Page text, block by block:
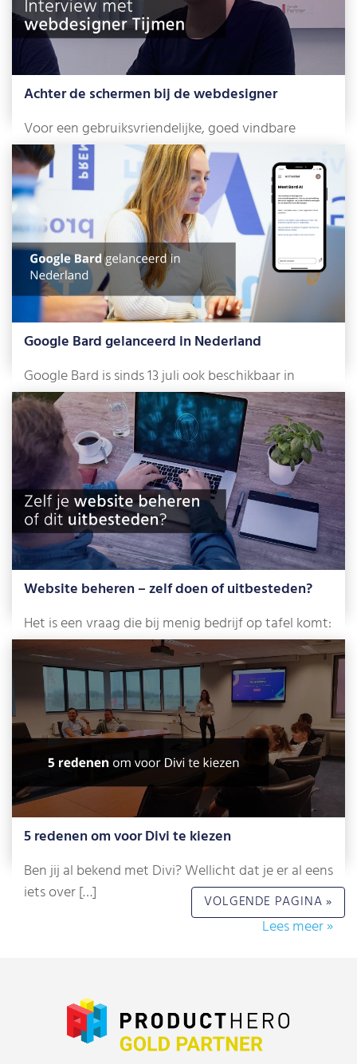
Achter de schermen bij de webdesigner
Voor een gebruiksvriendelijke, goed vindbare
website met een top-uitstraling ben je bij
bsmedia.nl op […]
Lees meer »
Google Bard gelanceerd in Nederland
Google Bard is sinds 13 juli ook beschikbaar in
Nederland. De chatbot is ontwikkeld […]
Lees meer »
Website beheren – zelf doen of uitbesteden?
Het is een vraag die bij menig bedrijf op tafel komt:
gaan we zelf […]
Lees meer »
5 redenen om voor Divi te kiezen
Ben jij al bekend met Divi? Wellicht dat je er al eens
iets over […]
Lees meer »
VOLGENDE PAGINA »